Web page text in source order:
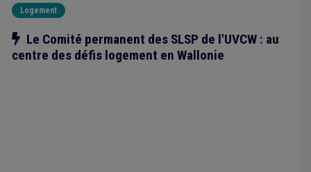
Logement
Notre action
Le Comité permanent des SLSP de l'UVCW : au
centre des défis logement en Wallonie